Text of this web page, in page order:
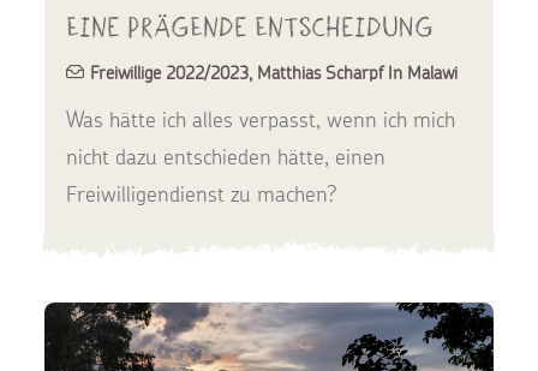
Eine prägende Entscheidung
Freiwillige 2022/2023, Matthias Scharpf In Malawi
Was hätte ich alles verpasst, wenn ich mich
nicht dazu entschieden hätte, einen
Freiwilligendienst zu machen?